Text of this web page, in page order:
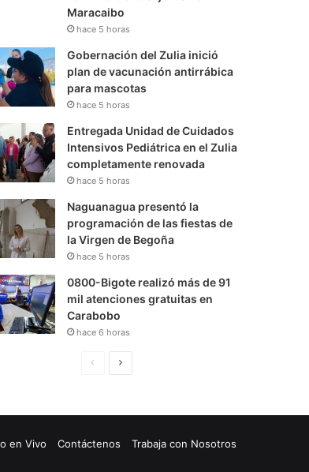
Maracaibo
hace 5 horas
Gobernación del Zulia inició
plan de vacunación antirrábica
para mascotas
hace 5 horas
Entregada Unidad de Cuidados
Intensivos Pediátrica en el Zulia
completamente renovada
hace 5 horas
Naguanagua presentó la
programación de las fiestas de
la Virgen de Begoña
hace 5 horas
0800-Bigote realizó más de 91
mil atenciones gratuitas en
Carabobo
hace 6 horas
n
S
en Vivo Contáctenos Trabaja con Nosotros